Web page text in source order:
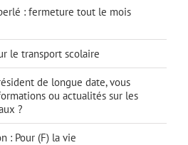
: fermeture tout le mois
le transport scolaire
de longue date, vous
ou actualités sur les
?
: Pour (F) la vie